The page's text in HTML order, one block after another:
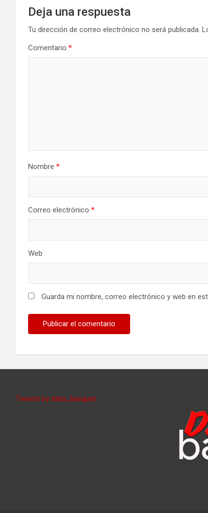
Deja una respuesta
Tu dirección de correo electrónico no será publicada.
Comentario *
Nombre *
Correo electrónico *
Web
Guarda mi nombre, correo electrónico y web en
Tweets by data_basquet